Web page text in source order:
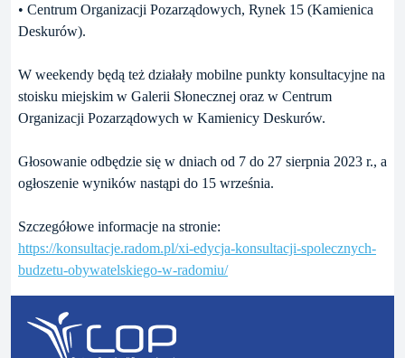
• Centrum Organizacji Pozarządowych, Rynek 15 (Kamienica
Deskurów).
W weekendy będą też działały mobilne punkty konsultacyjne na
stoisku miejskim w Galerii Słonecznej oraz w Centrum
Organizacji Pozarządowych w Kamienicy Deskurów.
Głosowanie odbędzie się w dniach od 7 do 27 sierpnia 2023 r., a
ogłoszenie wyników nastąpi do 15 września.
Szczegółowe informacje na stronie:
https://konsultacje.radom.pl/xi-edycja-konsultacji-spolecznych-
budzetu-obywatelskiego-w-radomiu/